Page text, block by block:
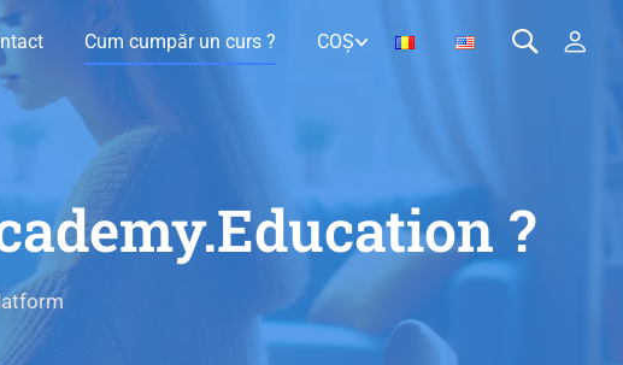
Cum cumpăr un curs ? COȘ
?